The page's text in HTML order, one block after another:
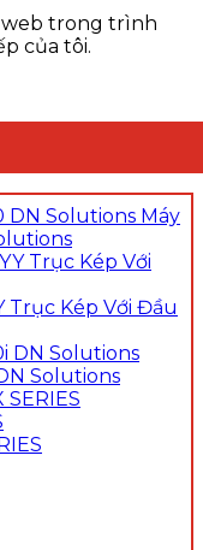
web trong trình
của tôi.
Máy
Trục Kép Với Đầu
Solutions
SERIES